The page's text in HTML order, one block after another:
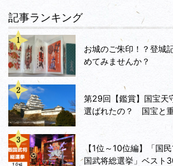
記事ランキング
お城のご朱印！？登城
めてみませんか？
第29回【鑑賞】国宝天
選ばれたの？ 国宝と
【1位～10位編】「国
国武将総選挙」ベスト